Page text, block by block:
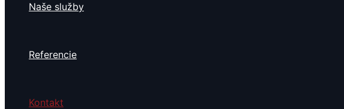
Naše služby
Referencie
Kontakt